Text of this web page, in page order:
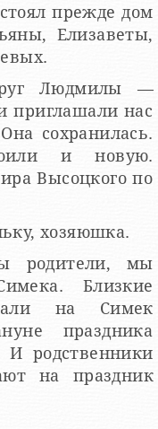
прежде дом
Елизаветы,
Людмилы —
приглашали нас
сохранилась.
и новую.
Высоцкого по
хозяюшка.
родители, мы
Близкие
на Симек
праздника
родственники
на праздник